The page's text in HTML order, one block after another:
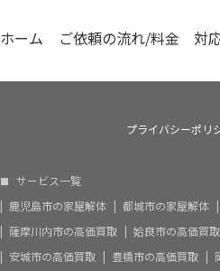
ホーム ご依頼の流れ/料金 対
プライバシーポリ
サービス一覧
鹿児島市の家屋解体
都城市の家屋解体
薩摩川内市の高価買取
姶良市の高価買取
安城市の高価買取
豊橋市の高価買取